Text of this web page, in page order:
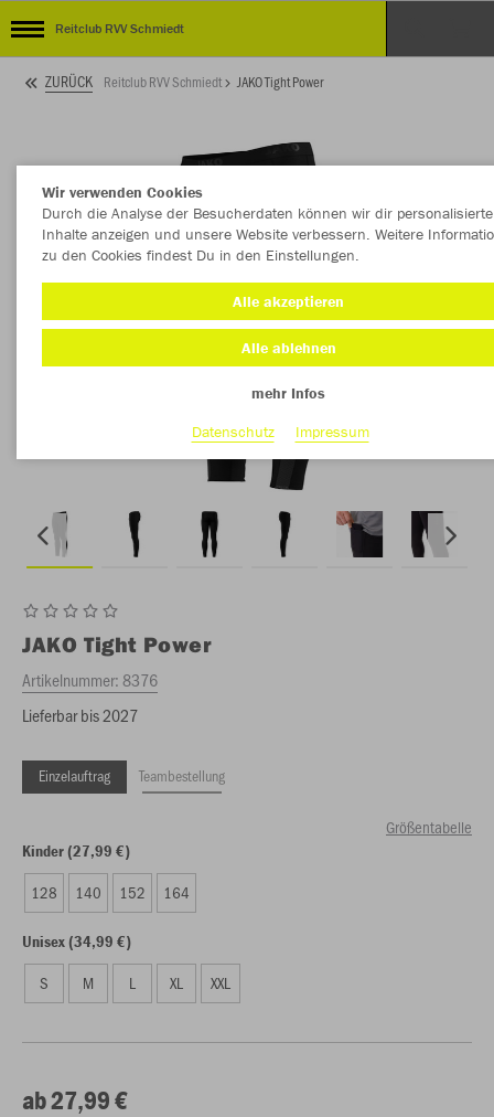
Reitclub RVV Schmiedt
ZURÜCK Reitclub RVV Schmiedt JAKO Tight Power
JAKO Tight Power
Artikelnummer:8376
Lieferbar bis 2027
Einzelauftrag Teambestellung
Größentabelle
Kinder (27,99 €)
128 140 152 164
Unisex (34,99 €)
S M L XL XXL
ab 27,99 €
Wir verwenden Cookies
Durch die Analyse der Besucherdaten können wir dir personalisierte
Inhalte anzeigen und unsere Website verbessern. Weitere
zu den Cookies findest Du in den Einstellungen.
Alle akzeptieren
Alle ablehnen
mehr Infos
Datenschutz
Impressum